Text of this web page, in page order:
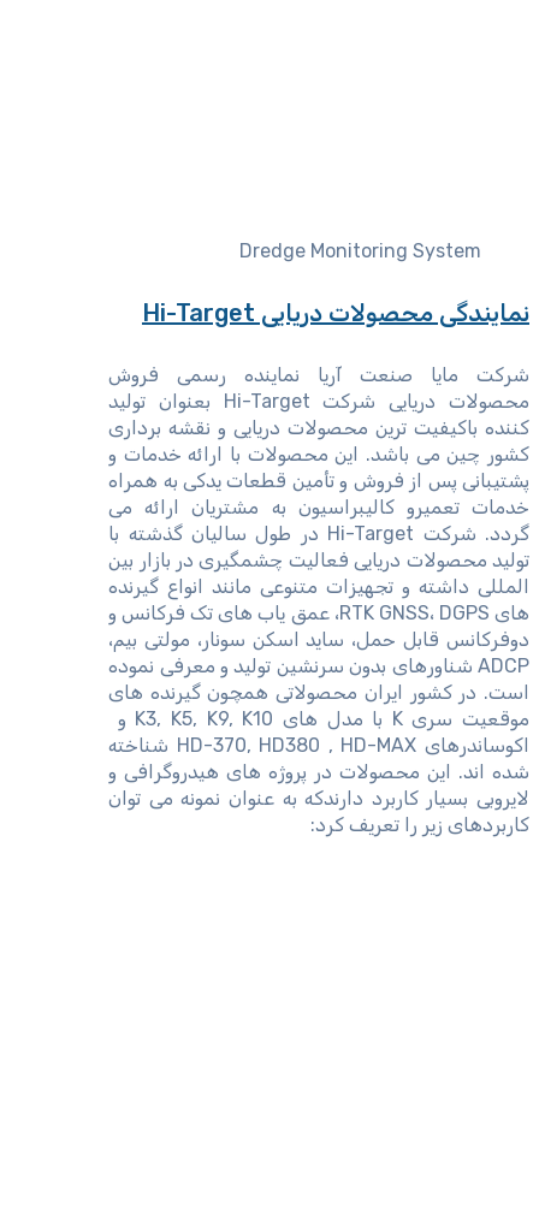
Dredge Monitoring System
نمایندگی محصولات دریایی Hi-Target
شرکت مایا صنعت آریا نماینده رسمی فروش
محصولات دریایی شرکت Hi-Target بعنوان تولید
کننده باکیفیت ترین محصولات دریایی و نقشه برداری
کشور چین می باشد. این محصولات با ارائه خدمات و
پشتیبانی پس از فروش و تأمین قطعات یدکی به همراه
خدمات تعمیرو کالیبراسیون به مشتریان ارائه می
گردد. شرکت Hi-Target در طول سالیان گذشته با
تولید محصولات دریایی فعالیت چشمگیری در بازار بین
المللی داشته و تجهیزات متنوعی مانند انواع گیرنده
های RTK GNSS، DGPS، عمق یاب های تک فرکانس و
دوفرکانس قابل حمل، ساید اسکن سونار، مولتی بیم،
ADCP شناورهای بدون سرنشین تولید و معرفی نموده
است. در کشور ایران محصولاتی همچون گیرنده های
موقعیت سری K با مدل های K3, K5, K9, K10 و
اکوساندرهای HD-370, HD380 , HD-MAX شناخته
شده اند. این محصولات در پروژه های هیدروگرافی و
لایروبی بسیار کاربرد دارندکه به عنوان نمونه می توان
کاربردهای زیر را تعریف کرد: